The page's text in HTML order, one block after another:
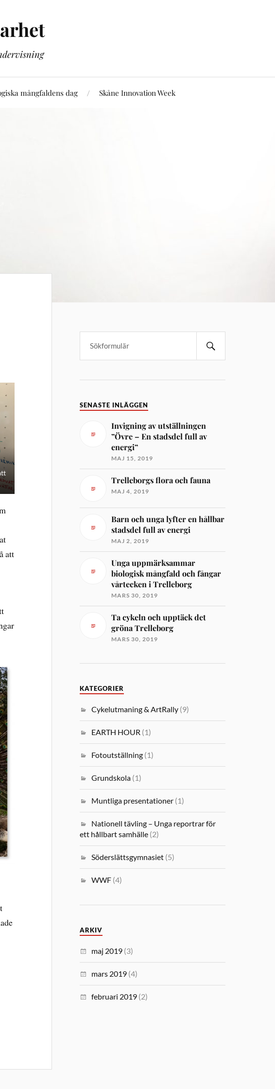
mångfaldens dag Skåne Innovation Week
att
SENASTE INLÄGGEN
Invigning av utställningen
”Övre – En stadsdel full av
energi”
MAJ 15, 2019
Trelleborgs flora och fauna
MAJ 4, 2019
Barn och unga lyfter en hållbar
stadsdel full av energi
MAJ 2, 2019
Unga uppmärksammar
biologisk mångfald och fångar
vårtecken i Trelleborg
MARS 30, 2019
Ta cykeln och upptäck det
gröna Trelleborg
MARS 30, 2019
KATEGORIER
Cykelutmaning & ArtRally (9)
EARTH HOUR (1)
Fotoutställning (1)
Grundskola (1)
Muntliga presentationer (1)
Nationell tävling – Unga reportrar för
ett hållbart samhälle (2)
Söderslättsgymnasiet (5)
WWF (4)
ARKIV
maj 2019 (3)
mars 2019 (4)
februari 2019 (2)